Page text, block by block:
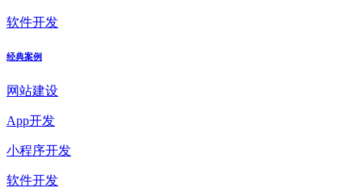
软件开发
经典案例
网站建设
App开发
小程序开发
软件开发